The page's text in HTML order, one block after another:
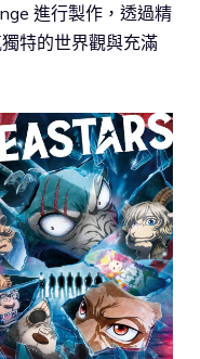
進行製作，透過精
特的世界觀與充滿